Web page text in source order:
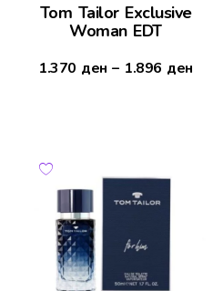
Tom Tailor Exclusive
Woman EDT
1.370 ден – 1.896 ден